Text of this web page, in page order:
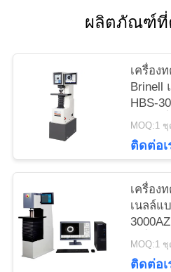
ผลิตภัณฑ์ที่
เครื่อง
Brinell
HBS-
แบบหนึ่
MOQ:1 ชุ
ติดต่อเ
เครื่อง
เนลล์แ
เครื่องย
MOQ:1 ชุ
ติดต่อเ